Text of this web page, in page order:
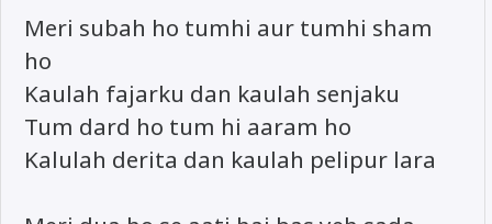
Meri subah ho tumhi aur tumhi sham
ho
Kaulah fajarku dan kaulah senjaku
Tum dard ho tum hi aaram ho
Kalulah derita dan kaulah pelipur lara